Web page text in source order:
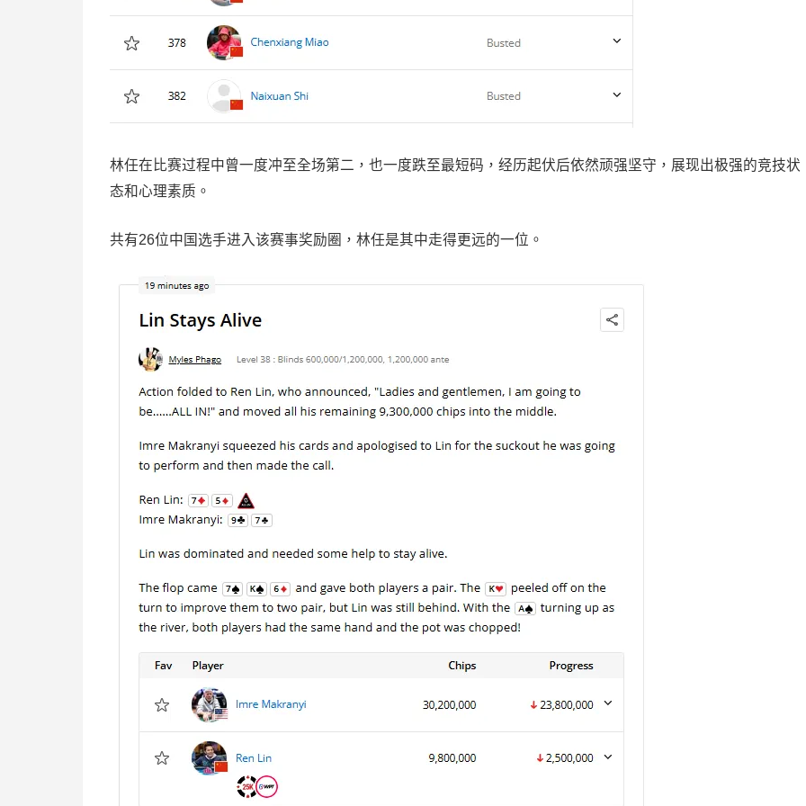
林任在比赛过程中曾一度冲至全场第二，也一度跌至最短码，经历起伏后依然顽强坚守，展现出极强的竞技状
态和心理素质。
共有26位中国选手进入该赛事奖励圈，林任是其中走得更远的一位。